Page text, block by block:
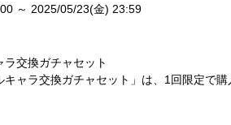
～ 2025/05/23(金) 23:59
交換ガチャセット
ャラ交換ガチャセット」は、1回限定で購